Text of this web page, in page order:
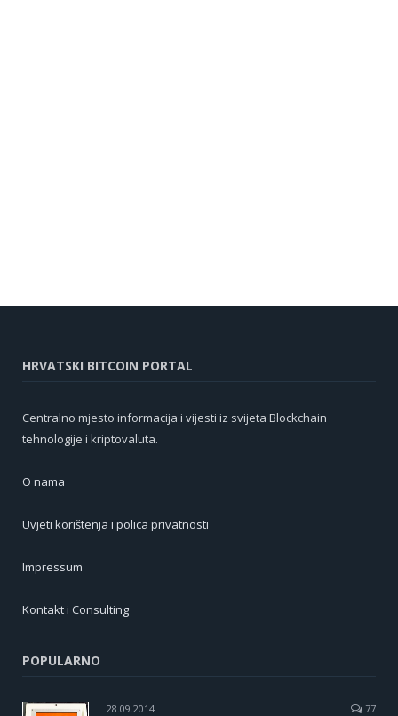
HRVATSKI BITCOIN PORTAL
Centralno mjesto informacija i vijesti iz svijeta Blockchain
tehnologije i kriptovaluta.
O nama
Uvjeti korištenja i polica privatnosti
Impressum
Kontakt i Consulting
POPULARNO
28.09.2014 77